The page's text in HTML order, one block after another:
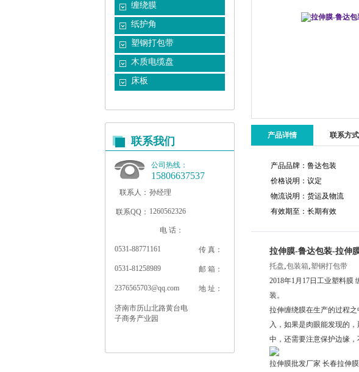
缠绕膜
纸护角
塑钢打包带
木质电缆盘
床板
联系我们
公司热线：
15806637537
联系人： 孙经理
联系QQ： 1260562326
电 话：
0531-88771161 传 真：
0531-81258989 邮 箱：
2376565703@qq.com 地 址：
济南市历山北路黄台电
子商务产业园
产品详情 联系方式
产品品牌：鲁达包装
价格说明：议定
物流说明：货运及物流
有效期至：长期有效
拉伸膜-鲁达包装-拉伸
托盘,包装箱,塑钢打包带
2018年1月17日工业塑料膜
装。
拉伸缠绕膜在生产的过程
入，如果是肉眼能发现的
中，还需要注意保护边缘
拉伸膜批发厂家 长春拉伸